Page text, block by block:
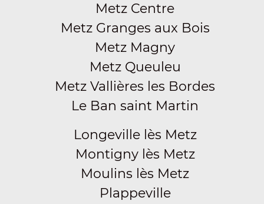
Metz Centre
Metz Granges aux Bois
Metz Magny
Metz Queuleu
Metz Vallières les Bordes
Le Ban saint Martin
Longeville lès Metz
Montigny lès Metz
Moulins lès Metz
Plappeville